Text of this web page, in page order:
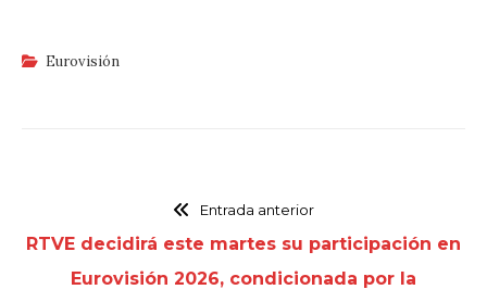
Eurovisión
Entrada anterior
RTVE decidirá este martes su participación en
Eurovisión 2026, condicionada por la